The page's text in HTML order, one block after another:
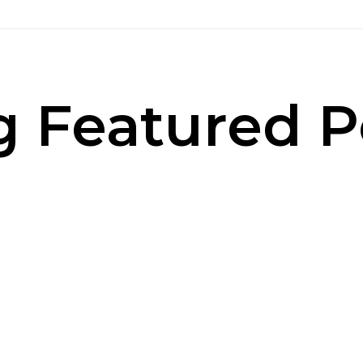
Featured